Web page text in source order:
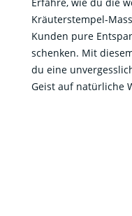
Kräuterstempel-
Kunden pure
schenken. Mit
du eine
Geist auf natürliche